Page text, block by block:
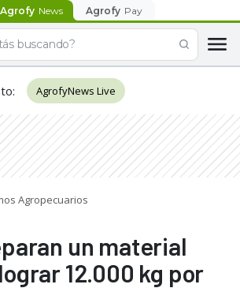
Agrofy News Agrofy Pay
: AgrofyNews Live
Agropecuarios
un material
12.000 kg por